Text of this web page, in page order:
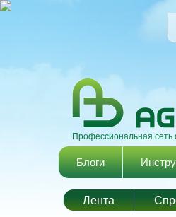
Профессиональная
Главное меню
Блоги
Лента